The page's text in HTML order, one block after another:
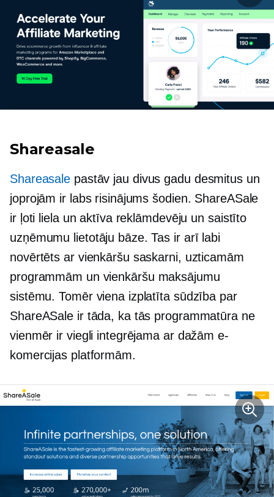
Shareasale
Shareasale pastāv jau divus gadu desmitus un
joprojām ir labs risinājums šodien. ShareASale
ir ļoti liela un aktīva reklāmdevēju un saistīto
uzņēmumu lietotāju bāze. Tas ir arī labi
novērtēts ar vienkāršu saskarni, uzticamām
programmām un vienkāršu maksājumu
sistēmu. Tomēr viena izplatīta sūdzība par
ShareASale ir tāda, ka tās programmatūra ne
vienmēr ir viegli integrējama ar dažām e-
komercijas platformām.